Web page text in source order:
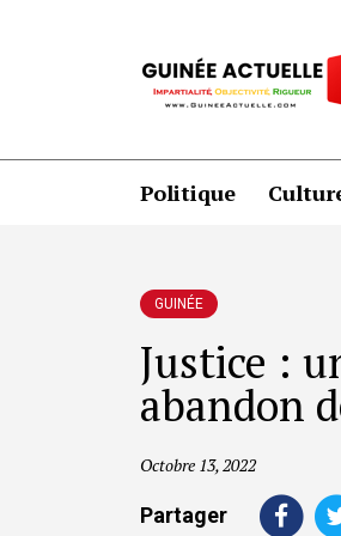
Politique
GUINÉE
Justice :
abandon
Octobre 13, 2022
Partager